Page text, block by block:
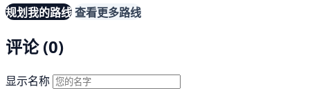
规划我的路线查看更多路线
评论 (0)
显示名称